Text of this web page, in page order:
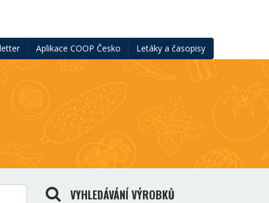
Aplikace COOP Česko Letáky a časopisy
VYHLEDÁVÁNÍ VÝROBKŮ